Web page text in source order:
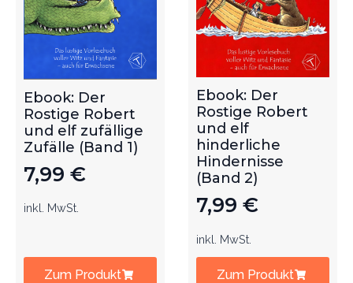
Ebook: Der
Rostige Robert
und elf zufällige
Zufälle (Band 1)
7,99 €
inkl. MwSt.
Zum Produkt
Ebook: Der
Rostige Robert
und elf
hinderliche
Hindernisse
(Band 2)
7,99 €
inkl. MwSt.
Zum Produkt